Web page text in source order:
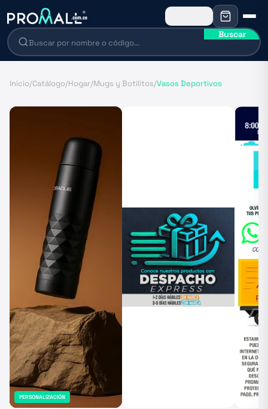
Buscar
Inicio/Catálogo/Hogar/Mugs y Botilitos/Vasos Deportivos
PERSONALIZACIÓN